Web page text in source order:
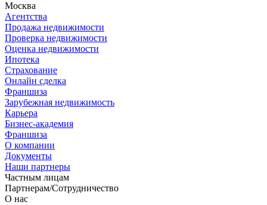
Москва
Агентства
Продажа недвижимости
Проверка недвижимости
Оценка недвижимости
Ипотека
Страхование
Онлайн сделка
Франшиза
Зарубежная недвижимость
Карьера
Бизнес-академия
Франшиза
О компании
Документы
Наши партнеры
Частным лицам
Партнерам/Сотрудничество
О нас